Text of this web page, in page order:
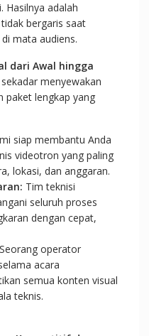
Hasilnya adalah
bergaris saat
mata audiens.
dari Awal hingga
menyewakan
paket lengkap yang
siap membantu Anda
videotron yang paling
lokasi, dan anggaran.
Tim teknisi
seluruh proses
dengan cepat,
Seorang operator
acara
semua konten visual
teknis.